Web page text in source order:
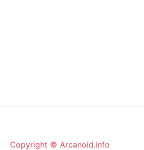
Copyright © Arcanoid.info